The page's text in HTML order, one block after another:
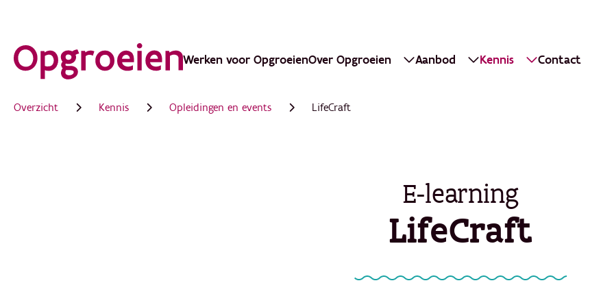
direct
naar
hoofdinhoud
Main
navigation
Werken voor OpgroeienOver Opgroeien Aanbod Kennis Contact
Overzicht Kennis Opleidingen en events LifeCraft
E-learning
LifeCraft